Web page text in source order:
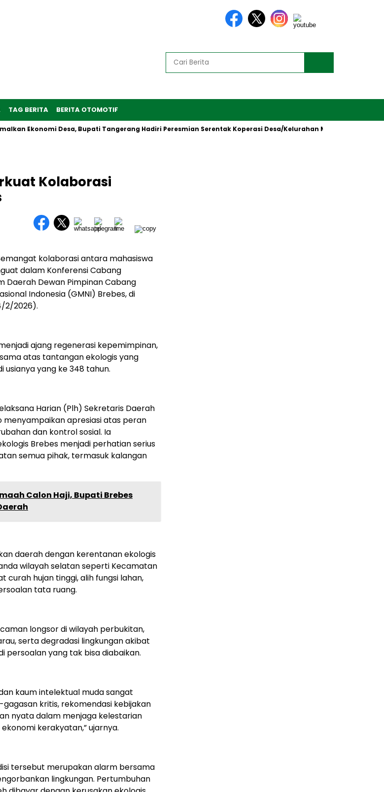
TAG BERITA BERITA OTOMOTIF
Ekonomi Desa, Bupati Tangerang Hadiri Peresmian Serentak Koperasi Desa/Kelurahan Merah Putih oleh
Kolaborasi
kolaborasi antara mahasiswa
dalam Konferensi Cabang
Daerah Dewan Pimpinan Cabang
Indonesia (GMNI) Brebes, di
2/2026).
ajang regenerasi kepemimpinan,
atas tantangan ekologis yang
usianya yang ke 348 tahun.
Harian (Plh) Sekretaris Daerah
menyampaikan apresiasi atas peran
dan kontrol sosial. Ia
Brebes menjadi perhatian serius
semua pihak, termasuk kalangan
Calon Haji, Bupati Brebes
daerah dengan kerentanan ekologis
wilayah selatan seperti Kecamatan
curah hujan tinggi, alih fungsi lahan,
tata ruang.
longsor di wilayah perbukitan,
serta degradasi lingkungan akibat
persoalan yang tak bisa diabaikan.
kaum intelektual muda sangat
kritis, rekomendasi kebijakan
nyata dalam menjaga kelestarian
kerakyatan,” ujarnya.
tersebut merupakan alarm bersama
lingkungan. Pertumbuhan